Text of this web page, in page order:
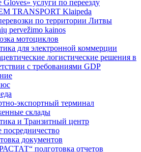
Gloves» услуги по переезду
TRANSPORT Klaipeda
по территории Литвы
pervežimo kainos
мотоциклов
для электронной коммерции
логистические решения в
с требованиями GDP
экспортный терминал
склады
и Транзитный центр
документов
подготовка отчетов